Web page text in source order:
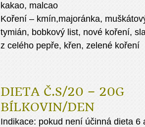
kakao, malcao
Koření – kmín,majoránka,
tymián, bobkový list, nové koření,
z celého pepře, křen, zelené koření
DIETA Č.S/20 – 20G
BÍLKOVIN/DEN
Indikace: pokud není účinná dieta 6